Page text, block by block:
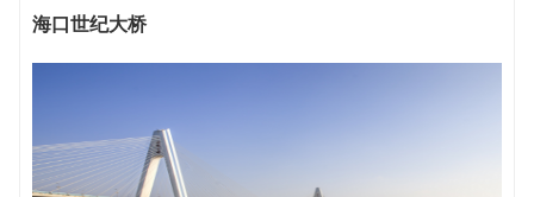
海口世纪大桥